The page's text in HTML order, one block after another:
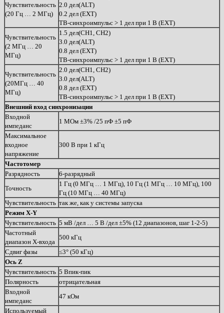
Чувствительность
(20 Гц … 2 МГц)
2.0 дел(ALT)
0.2 дел (EXT)
ТВ-синхроимпульс > 1 дел при 1 В (EXT)
Чувствительность
(2 МГц … 20
МГц)
1.5 дел(CH1, CH2)
3.0 дел(ALT)
0.8 дел (EXT)
ТВ-синхроимпульс > 1 дел при 1 В (EXT)
Чувствительность
(20МГц … 40
МГц)
2.0 дел(CH1, CH2)
3.0 дел(ALT)
0.8 дел (EXT)
ТВ-синхроимпульс > 1 дел при 1 В (EXT)
Внешний вход синхронизации
Входной
импеданс
1 МОм ±3% /25 пФ ±5 пФ
Максимальное
входное
напряжение
300 В при 1 кГц
Частотомер
Разрядность
6-разрядный
Точность
1 Гц (0 МГц … 1 МГц), 10 Гц (1 МГц … 10 МГц), 100
Гц (10 МГц … 40 МГц)
Чувствительность так же, как у системы запуска
Режим X-Y
Чувствительность 5 мВ /дел … 5 В /дел ±5% (12 диапазонов, шаг 1-2-5)
Частотный
диапазон X-входа
500 кГц
Сдвиг фазы
≤3° (50 кГц)
Ось Z
Чувствительность 5 Впик-пик
Полярность
отрицательная
Входной
импеданс
47 кОм
Используемый